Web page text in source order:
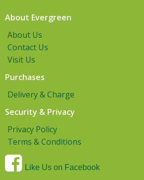
About Evergreen
About Us
Contact Us
Visit Us
Purchases
Delivery & Charge
Security & Privacy
Privacy Policy
Terms & Conditions
Like Us on Facebook